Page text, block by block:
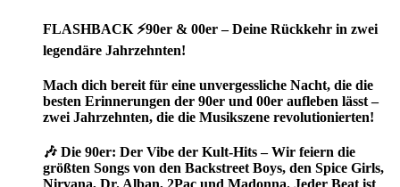
FLASHBACK ⚡️90er & 00er – Deine Rückkehr in zwei
legendäre Jahrzehnten!
Mach dich bereit für eine unvergessliche Nacht, die die
besten Erinnerungen der 90er und 00er aufleben lässt –
zwei Jahrzehnten, die die Musikszene revolutionierten!
🎶 Die 90er: Der Vibe der Kult-Hits – Wir feiern die
größten Songs von den Backstreet Boys, den Spice Girls,